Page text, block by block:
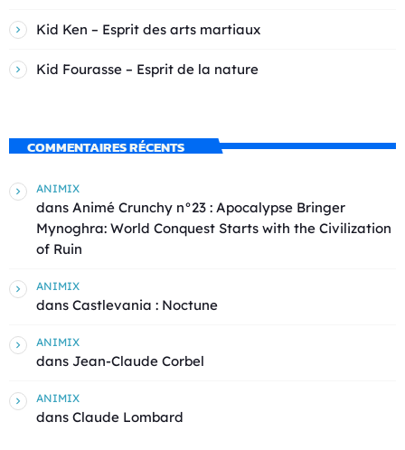
Kid Ken – Esprit des arts martiaux
Kid Fourasse – Esprit de la nature
COMMENTAIRES RÉCENTS
ANIMIX
dans Animé Crunchy n°23 : Apocalypse Bringer
Mynoghra: World Conquest Starts with the Civilization
of Ruin
ANIMIX
dans Castlevania : Noctune
ANIMIX
dans Jean-Claude Corbel
ANIMIX
dans Claude Lombard